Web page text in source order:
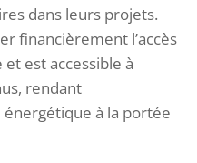
dans leurs projets.
financièrement l’accès
est accessible à
rendant
énergétique à la portée